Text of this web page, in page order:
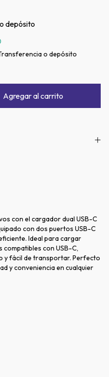
depósito
o depósito
con el cargador dual USB-C
con dos puertos USB-C
Ideal para cargar
con USB-C,
y fácil de transportar. Perfecto
y conveniencia en cualquier